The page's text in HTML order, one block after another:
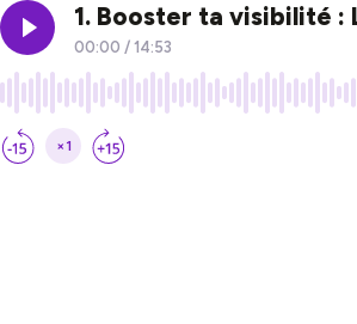
1. Booster ta visibilité
00:00 /14:53
×1